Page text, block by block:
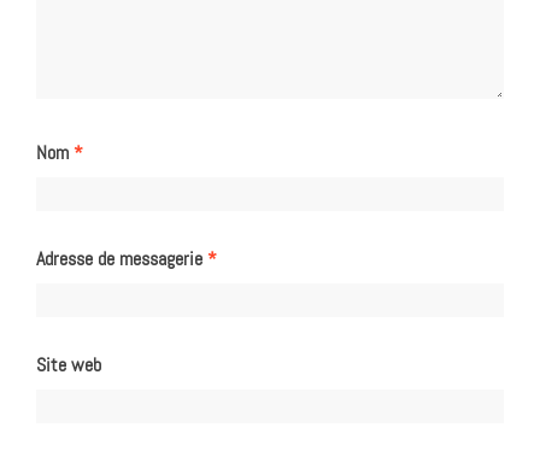
Nom*
Adresse de messagerie*
Site web